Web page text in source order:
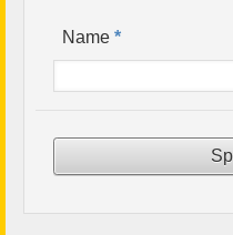
Name*